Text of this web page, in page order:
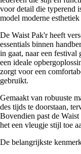
voor detail die typerend
model moderne
De Waist Pak'r heeft
essentials binnen
in gaat, naar een festival
een ideale
zorgt voor een
gebruikt.
Gemaakt van robuuste
des tijds te doorstaan,
Bovendien past de
het een vleugje stijl toe
De belangrijkste